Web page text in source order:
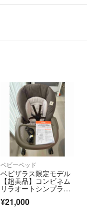
ベビーベッド
ベビザラス限定モデル
【超美品】コンビネム
リラオートシンプライ
ト ハイローチェア
¥21,000